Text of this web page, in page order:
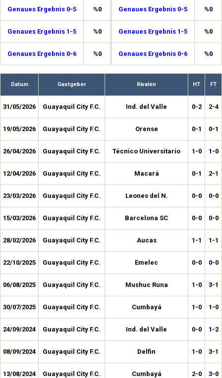
Genaues Ergebnis 0-5 %0
Genaues Ergebnis 1-5 %0
Genaues Ergebnis 0-6 %0
Genaues Ergebnis 0-5 %0
Genaues Ergebnis 1-5 %0
Genaues Ergebnis 0-6 %0
Datum Gastgeber Rivalen HT FT
31/05/2026 Guayaquil City F.C. Ind. del Valle 0-2 2-4
19/05/2026 Guayaquil City F.C. Orense 0-1 0-1
26/04/2026 Guayaquil City F.C. Técnico Universitario 1-0 1-0
12/04/2026 Guayaquil City F.C. Macará 0-1 2-1
23/03/2026 Guayaquil City F.C. Leones del N. 0-0 0-0
15/03/2026 Guayaquil City F.C. Barcelona SC 0-0 0-0
28/02/2026 Guayaquil City F.C. Aucas 1-1 1-1
22/10/2025 Guayaquil City F.C. Emelec 0-0 0-0
06/08/2025 Guayaquil City F.C. Mushuc Runa 1-0 3-1
30/07/2025 Guayaquil City F.C. Cumbayá 1-0 1-0
24/09/2024 Guayaquil City F.C. Ind. del Valle 0-0 1-2
08/09/2024 Guayaquil City F.C. Delfin 1-0 3-1
13/08/2024 Guayaquil City F.C. Cumbayá 2-0 3-0